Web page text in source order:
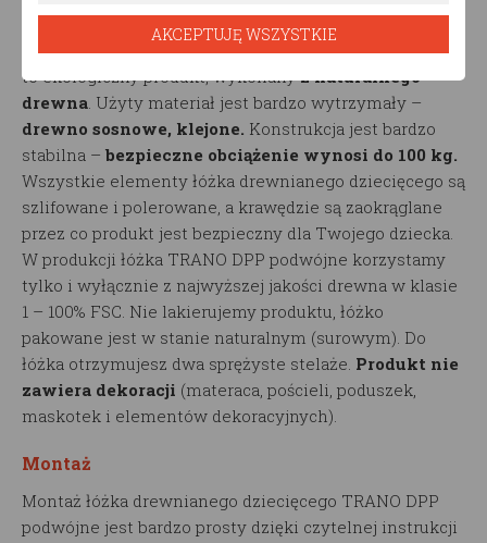
Produkt ekologiczny
Łóżko domek TRANO DPP podwójne marki RESTWOOD
to ekologiczny produkt, wykonanyz naturalnego
drewna. Użyty materiał jest bardzo wytrzymały –
drewno sosnowe, klejone. Konstrukcja jest bardzo
stabilna – bezpieczne obciążenie wynosi do 100 kg.
Wszystkie elementy łóżka drewnianego dziecięcego są
szlifowane i polerowane, a krawędzie są zaokrąglane
przez co produkt jest bezpieczny dla Twojego dziecka.
W produkcji łóżka TRANO DPP podwójne korzystamy
tylko i wyłącznie z najwyższej jakości drewna w klasie
1 – 100% FSC. Nie lakierujemy produktu, łóżko
pakowane jest w stanie naturalnym (surowym). Do
łóżka otrzymujesz dwa sprężyste stelaże. Produkt nie
zawiera dekoracji (materaca, pościeli, poduszek,
maskotek i elementów dekoracyjnych).
Montaż
Montaż łóżka drewnianego dziecięcego TRANO DPP
podwójne jest bardzo prosty dzięki czytelnej instrukcji
AKCEPTUJĘ WSZYSTKIE